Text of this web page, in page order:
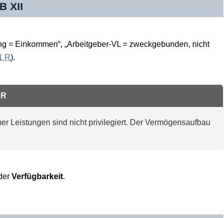
XII
= Einkommen“, „Arbeitgeber-VL = zweckgebunden, nicht
R).
Leistungen sind nicht privilegiert. Der Vermögensaufbau
Verfügbarkeit.